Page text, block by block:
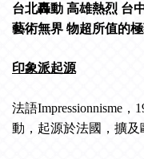
台北轟動 高雄熱烈 台
藝術無界 物超所值的
印象派起源
法語Impressionnisme
動，起源於法國，擴及